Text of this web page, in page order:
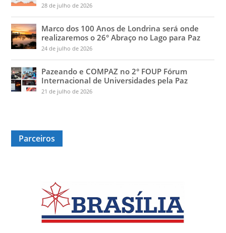
28 de julho de 2026
Marco dos 100 Anos de Londrina será onde
realizaremos o 26° Abraço no Lago para Paz
24 de julho de 2026
Pazeando e COMPAZ no 2° FOUP Fórum
Internacional de Universidades pela Paz
21 de julho de 2026
Parceiros